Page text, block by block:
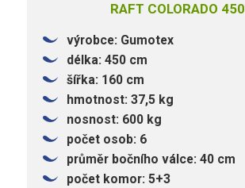
RAFT COLORADO 450
výrobce: Gumotex
délka: 450 cm
šířka: 160 cm
hmotnost: 37,5 kg
nosnost: 600 kg
počet osob: 6
průměr bočního válce: 40 cm
počet komor: 5+3